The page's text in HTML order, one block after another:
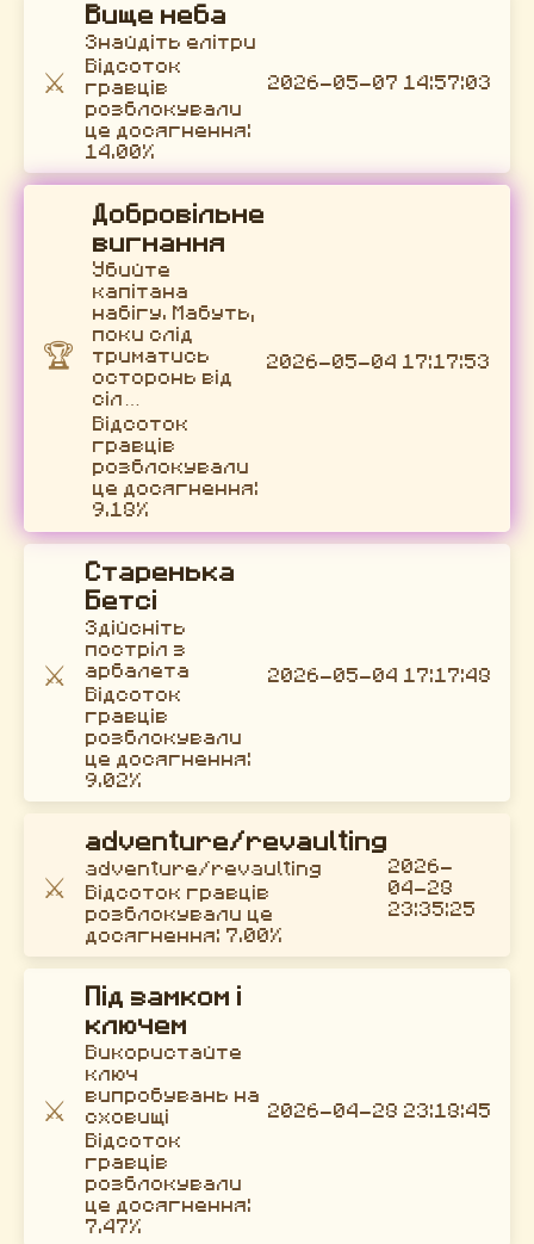
⚔️
Вище неба
Знайдіть елітри
Відсоток
гравців
розблокували
це досягнення:
14.00%
2026-05-07 14:57:03
🏆
Добровільне
вигнання
Убийте
капітана
набігу. Мабуть,
поки слід
триматись
осторонь від
сіл…
Відсоток
гравців
розблокували
це досягнення:
9.18%
2026-05-04 17:17:53
⚔️
Старенька
Бетсі
Здійсніть
постріл з
арбалета
Відсоток
гравців
розблокували
це досягнення:
9.02%
2026-05-04 17:17:48
⚔️
adventure/revaulting
adventure/revaulting
Відсоток гравців
розблокували це
досягнення: 7.00%
2026-
04-28
23:35:25
⚔️
Під замком і
ключем
Використайте
ключ
випробувань на
сховищі
Відсоток
гравців
розблокували
це досягнення:
7.47%
2026-04-28 23:18:45